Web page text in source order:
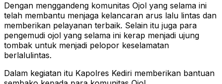
Dengan menggandeng komunitas Ojol yang selama ini
telah membantu menjaga kelancaran arus lalu lintas dan
memberikan pelayanan terbaik. Selain itu juga para
pengemudi ojol yang selama ini kerap menjadi ujung
tombak untuk menjadi pelopor keselamatan
berlalulintas.
Dalam kegiatan itu Kapolres Kediri memberikan bantuan